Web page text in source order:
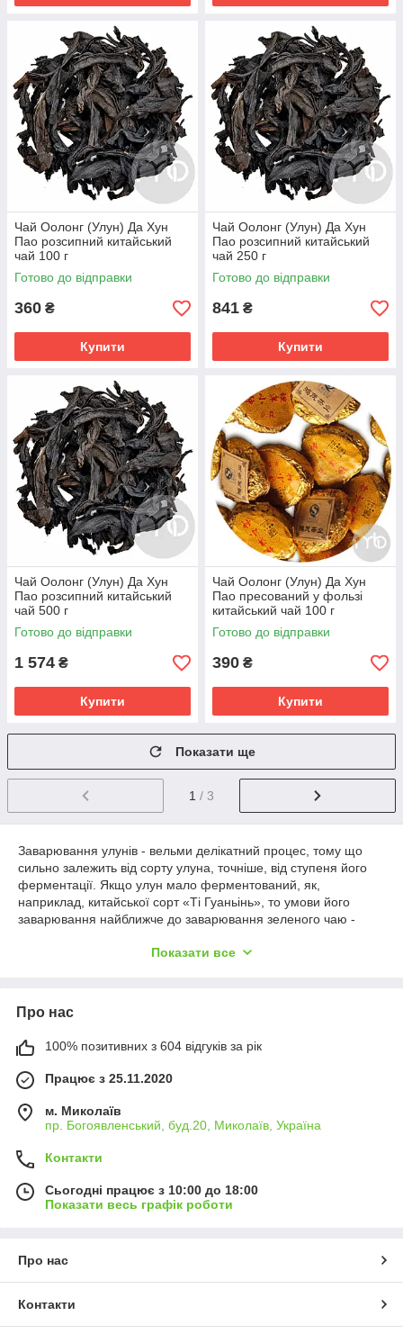
Чай Оолонг (Улун) Да Хун
Пао розсипний китайський
чай 100 г
Готово до відправки
360 ₴
Купити
Чай Оолонг (Улун) Да Хун
Пао розсипний китайський
чай 250 г
Готово до відправки
841 ₴
Купити
Чай Оолонг (Улун) Да Хун
Пао розсипний китайський
чай 500 г
Готово до відправки
1 574 ₴
Купити
Чай Оолонг (Улун) Да Хун
Пао пресований у фользі
китайський чай 100 г
Готово до відправки
390 ₴
Купити
Показати ще
1 / 3
Заварювання улунів - вельми делікатний процес, тому що
сильно залежить від сорту улуна, точніше, від ступеня його
ферментації. Якщо улун мало ферментований, як,
наприклад, китайської сорт «Ті Гуаньінь», то умови його
заварювання найближче до заварювання зеленого чаю -
улуни заварюються водою 75-85 ° С.
Показати все
Про нас
100% позитивних з 604 відгуків за рік
Працює з 25.11.2020
м. Миколаїв
пр. Богоявленський, буд.20, Миколаїв, Україна
Контакти
Сьогодні працює з 10:00 до 18:00
Показати весь графік роботи
Про нас
Контакти